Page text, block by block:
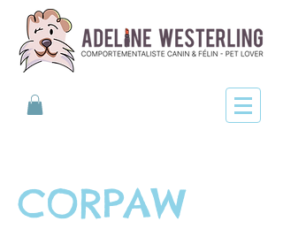
CORPAW